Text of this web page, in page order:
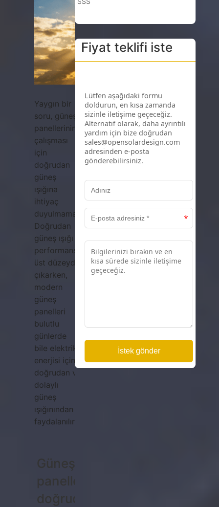
Yaygın bir
soru, güneş
panellerinin
çalışması
için
doğrudan
güneş
ışığına
ihtiyaç
duyulmamasıdır.
Doğrudan
güneş ışığı
performansı
üst düzeyde
çıkarken,
modern
güneş
panelleri
bulutlu
günlerde
bile elektrik
enerjisi için
doğrudan ve
dolaylı
güneş
ışığınından
faydalanılır.
Güneş
panelleri
doğrudan
Fiyat teklifi iste